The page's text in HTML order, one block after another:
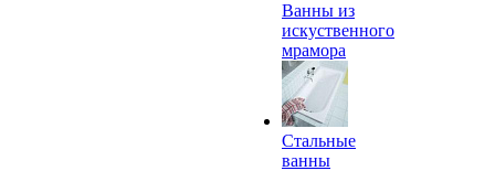
Ванны из
искуственного
мрамора
Стальные
ванны